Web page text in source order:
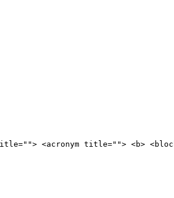
<acronym title=""> <b>